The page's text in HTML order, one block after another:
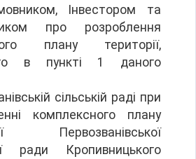
Інвестором та
про розроблення
плану території,
в пункті 1 даного
сільській раді при
комплексного плану
Первозванівської
ради Кропивницького